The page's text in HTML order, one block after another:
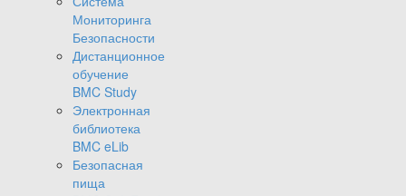
Мониторинга
Безопасности
Дистанционное
обучение
BMC Study
Электронная
библиотека
BMC eLib
Безопасная
пища